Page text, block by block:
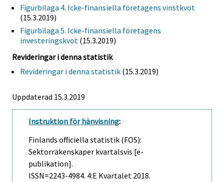
Figurbilaga 4. Icke-finansiella företagens vinstkvot
(15.3.2019)
Figurbilaga 5. Icke-finansiella företagens
investeringskvot (15.3.2019)
Revideringar i denna statistik
Revideringar i denna statistik (15.3.2019)
Uppdaterad 15.3.2019
Instruktion för hänvisning:
Finlands officiella statistik (FOS):
Sektorräkenskaper kvartalsvis [e-
publikation].
ISSN=2243-4984. 4:e Kvartalet 2018.